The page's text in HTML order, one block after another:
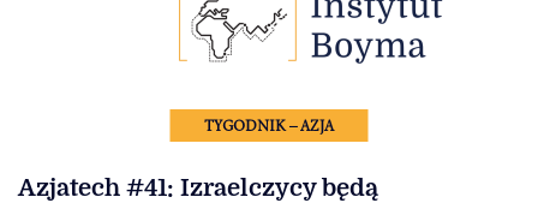
TYGODNIK – AZJA
Azjatech #41: Izraelczycy będą